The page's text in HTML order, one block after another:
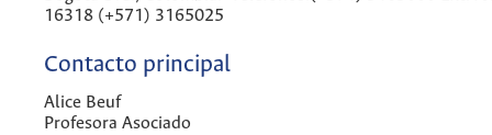
16318 (+571) 3165025
Contacto principal
Alice Beuf
Profesora Asociado